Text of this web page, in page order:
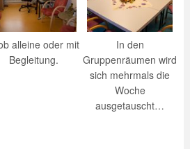
alleine oder mit
Begleitung.
In den
Gruppenräumen wird
sich mehrmals die
Woche
ausgetauscht…